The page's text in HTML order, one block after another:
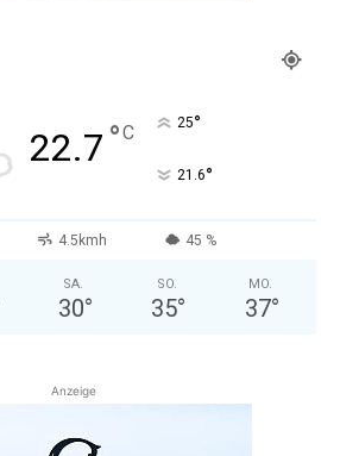
22.7 °C 25°
21.6°
4.5kmh 45 %
SA.
30°
SO.
35°
MO.
37°
Anzeige